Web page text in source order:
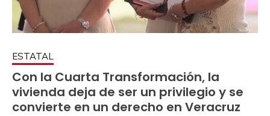
ESTATAL
Con la Cuarta Transformación, la
vivienda deja de ser un privilegio y se
convierte en un derecho en Veracruz